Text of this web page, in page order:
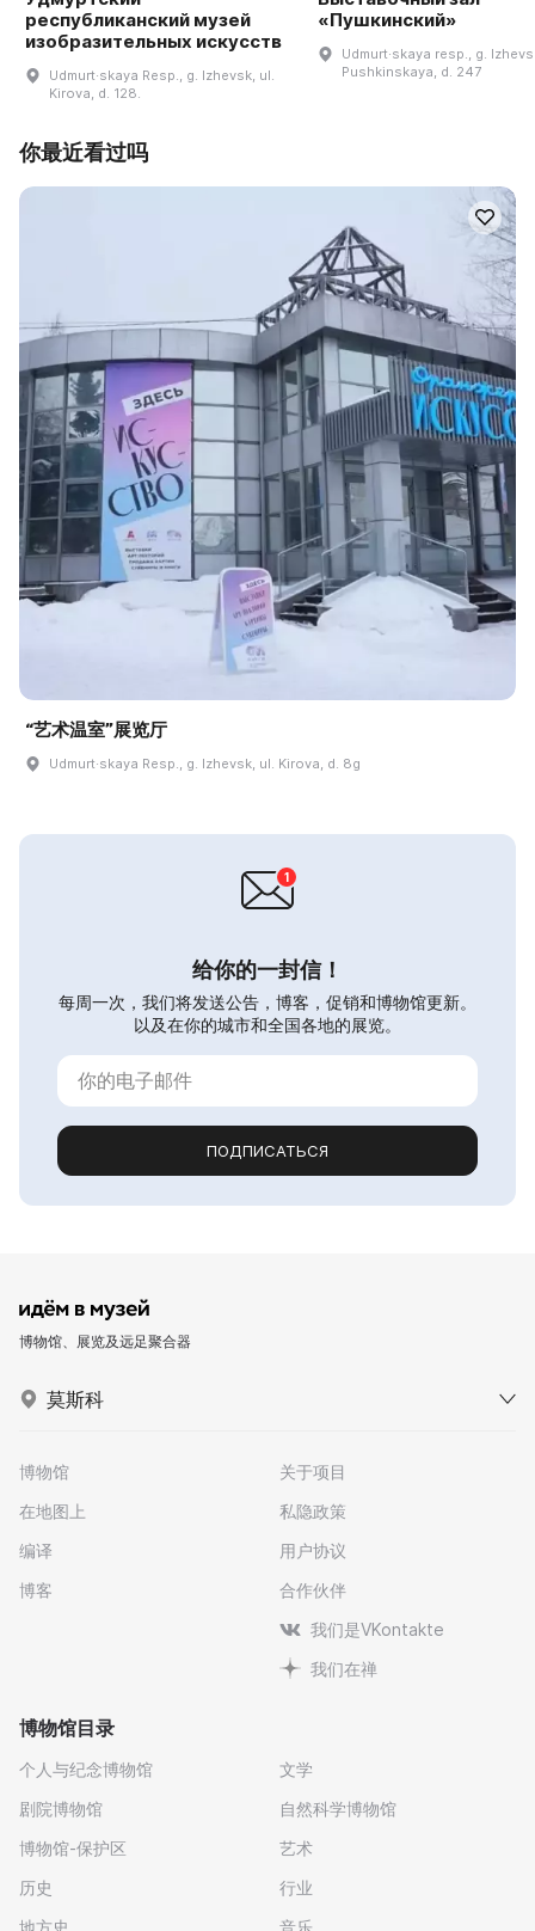
республиканский музей
изобразительных искусств
Udmurt·skaya Resp., g. Izhevsk, ul.
Kirova, d. 128.
«Пушкинский»
Udmurt·skaya resp., g.
Pushkinskaya, d. 247
你最近看过吗
“艺术温室”展览厅
Udmurt·skaya Resp., g. Izhevsk, ul. Kirova, d. 8g
给你的一封信！
每周一次，我们将发送公告，博客，促销和博物馆更新。
以及在你的城市和全国各地的展览。
ПОДПИСАТЬСЯ
博物馆、展览及远足聚合器
莫斯科
博物馆
在地图上
编译
博客
关于项目
私隐政策
用户协议
合作伙伴
我们是VKontakte
我们在禅
博物馆目录
个人与纪念博物馆
剧院博物馆
博物馆-保护区
历史
地方史
文学
自然科学博物馆
艺术
行业
音乐